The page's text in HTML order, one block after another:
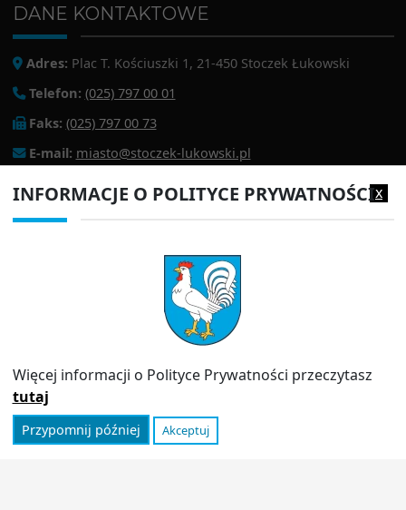
DANE KONTAKTOWE
Adres: Plac T. Kościuszki 1, 21-450 Stoczek Łukowski
Telefon: (025) 797 00 01
Faks: (025) 797 00 73
E-mail: miasto@stoczek-lukowski.pl
PRZYDATNE LINKI
Polityka prywatności
Informator
x
INFORMACJE O POLITYCE PRYWATNOŚCI
Więcej informacji o Polityce Prywatności przeczytasz
tutaj
Przypomnij później Akceptuj